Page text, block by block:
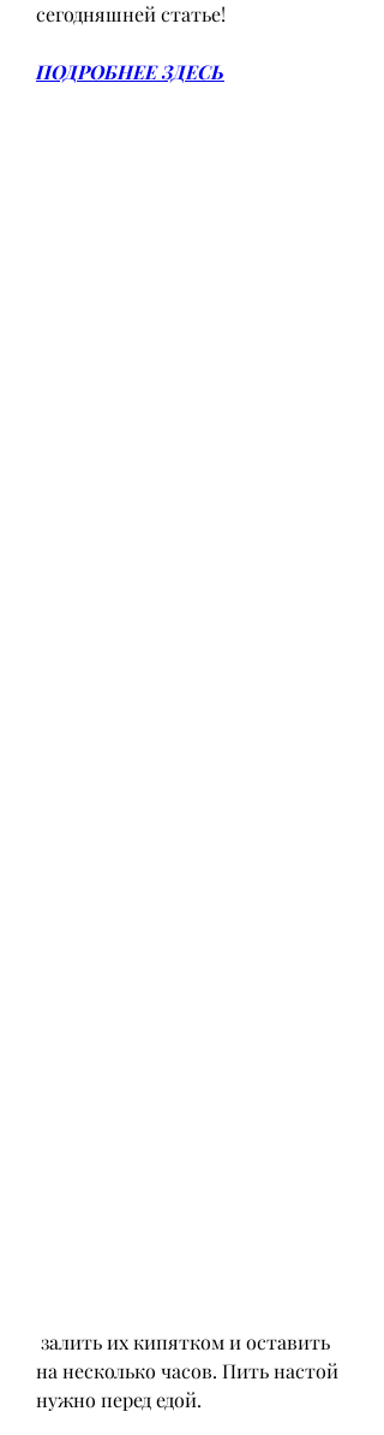
сегодняшней статье!
ПОДРОБНЕЕ ЗДЕСЬ
на несколько часов. Пить настой
нужно перед едой.